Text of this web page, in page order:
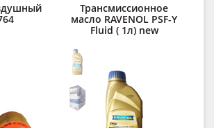
Трансмиссионное
масло RAVENOL PSF-Y
Fluid ( 1л) new